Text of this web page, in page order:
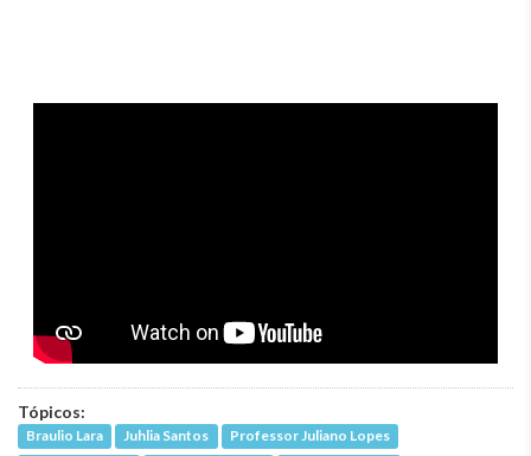
Tópicos:
Braulio Lara Juhlia Santos
Professor Juliano Lopes